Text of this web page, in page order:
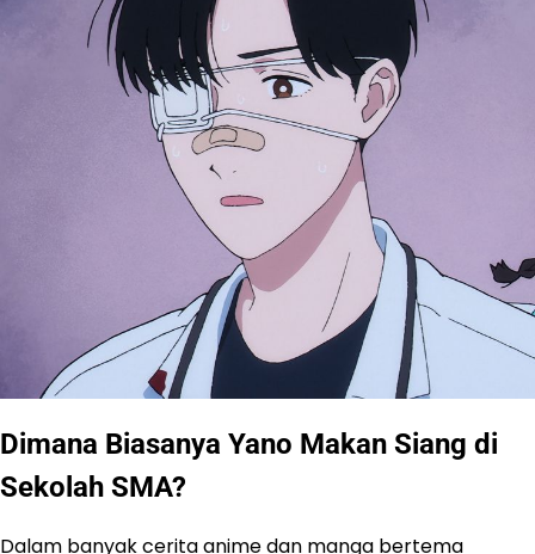
Dimana Biasanya Yano Makan Siang di
Sekolah SMA?
Dalam banyak cerita anime dan manga bertema